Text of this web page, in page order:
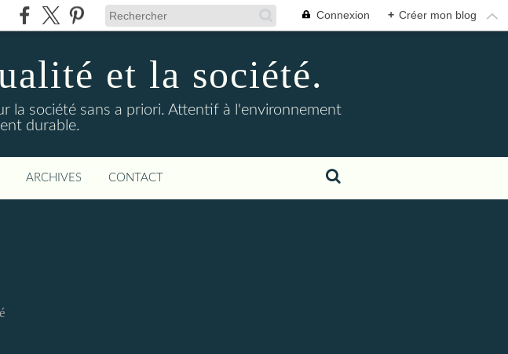
Connexion + Créer mon blog
et la société.
la société sans a priori. Attentif à l'environnement
durable.
ARCHIVES CONTACT